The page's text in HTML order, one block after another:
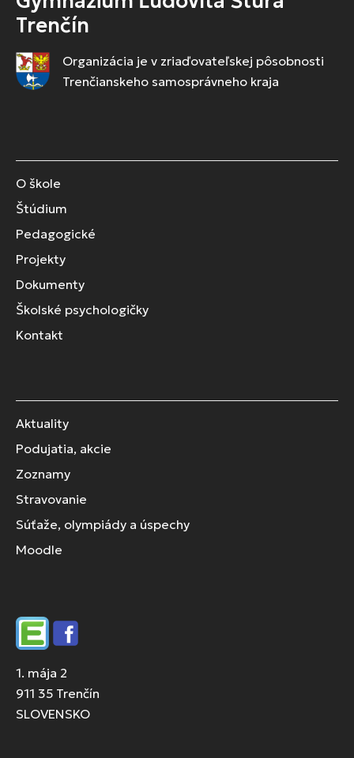
Trenčín
Organizácia je v zriaďovateľskej pôsobnosti
Trenčianskeho samosprávneho kraja
O škole
Štúdium
Pedagogické
Projekty
Dokumenty
Školské psychologičky
Kontakt
Aktuality
Podujatia, akcie
Zoznamy
Stravovanie
Súťaže, olympiády a úspechy
Moodle
EdupageFacebook
1. mája 2
911 35 Trenčín
SLOVENSKO